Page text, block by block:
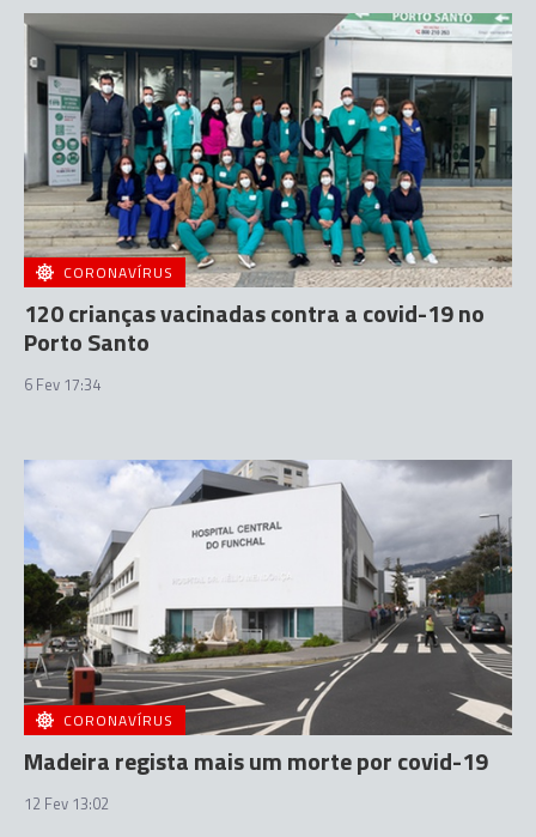
CORONAVÍRUS
120 crianças vacinadas contra a covid-19 no
Porto Santo
6 Fev 17:34
CORONAVÍRUS
Madeira regista mais um morte por covid-19
12 Fev 13:02